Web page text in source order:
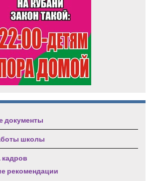
документы
школы
кадров
рекомендации